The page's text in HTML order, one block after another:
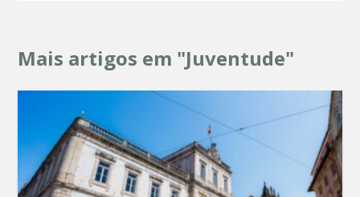
Mais artigos em "Juventude"